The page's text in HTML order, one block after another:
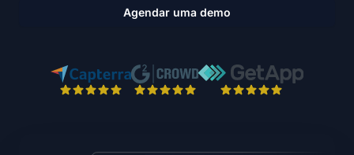
Agendar uma demo